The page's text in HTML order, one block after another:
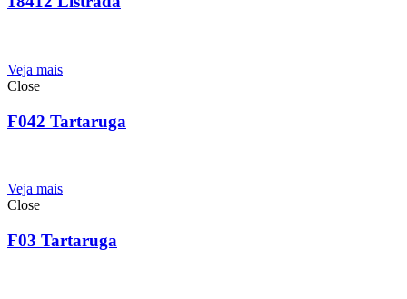
Veja mais
Close
F042 Tartaruga
Veja mais
Close
F03 Tartaruga